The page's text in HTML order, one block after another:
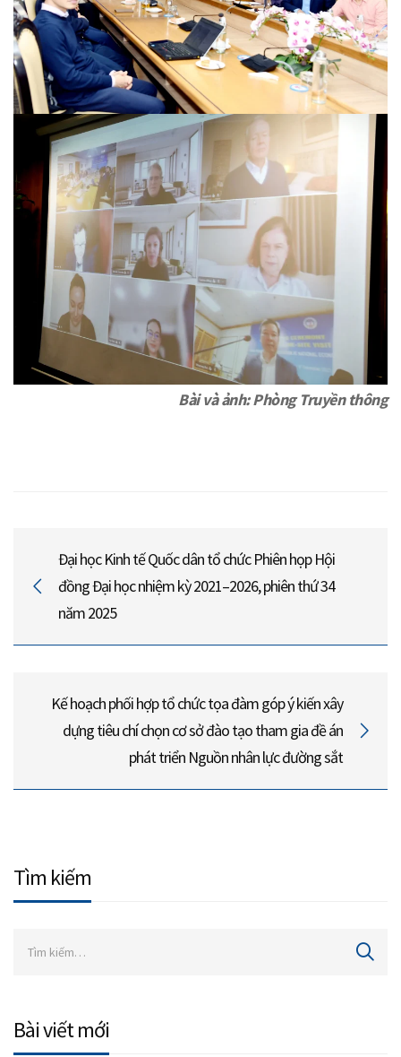
Bài và ảnh: Phòng Truyền thông
Đại học Kinh tế Quốc dân tổ chức Phiên họp Hội
đồng Đại học nhiệm kỳ 2021–2026, phiên thứ 34
năm 2025
Kế hoạch phối hợp tổ chức tọa đàm góp ý kiến xây
dựng tiêu chí chọn cơ sở đào tạo tham gia đề án
phát triển Nguồn nhân lực đường sắt
Tìm kiếm
Bài viết mới